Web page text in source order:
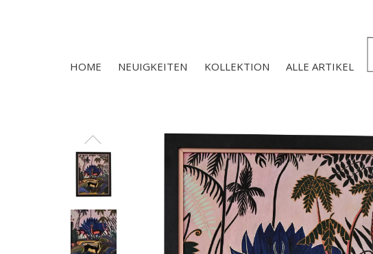
HOME NEUIGKEITEN KOLLEKTION ALLE ARTIKEL